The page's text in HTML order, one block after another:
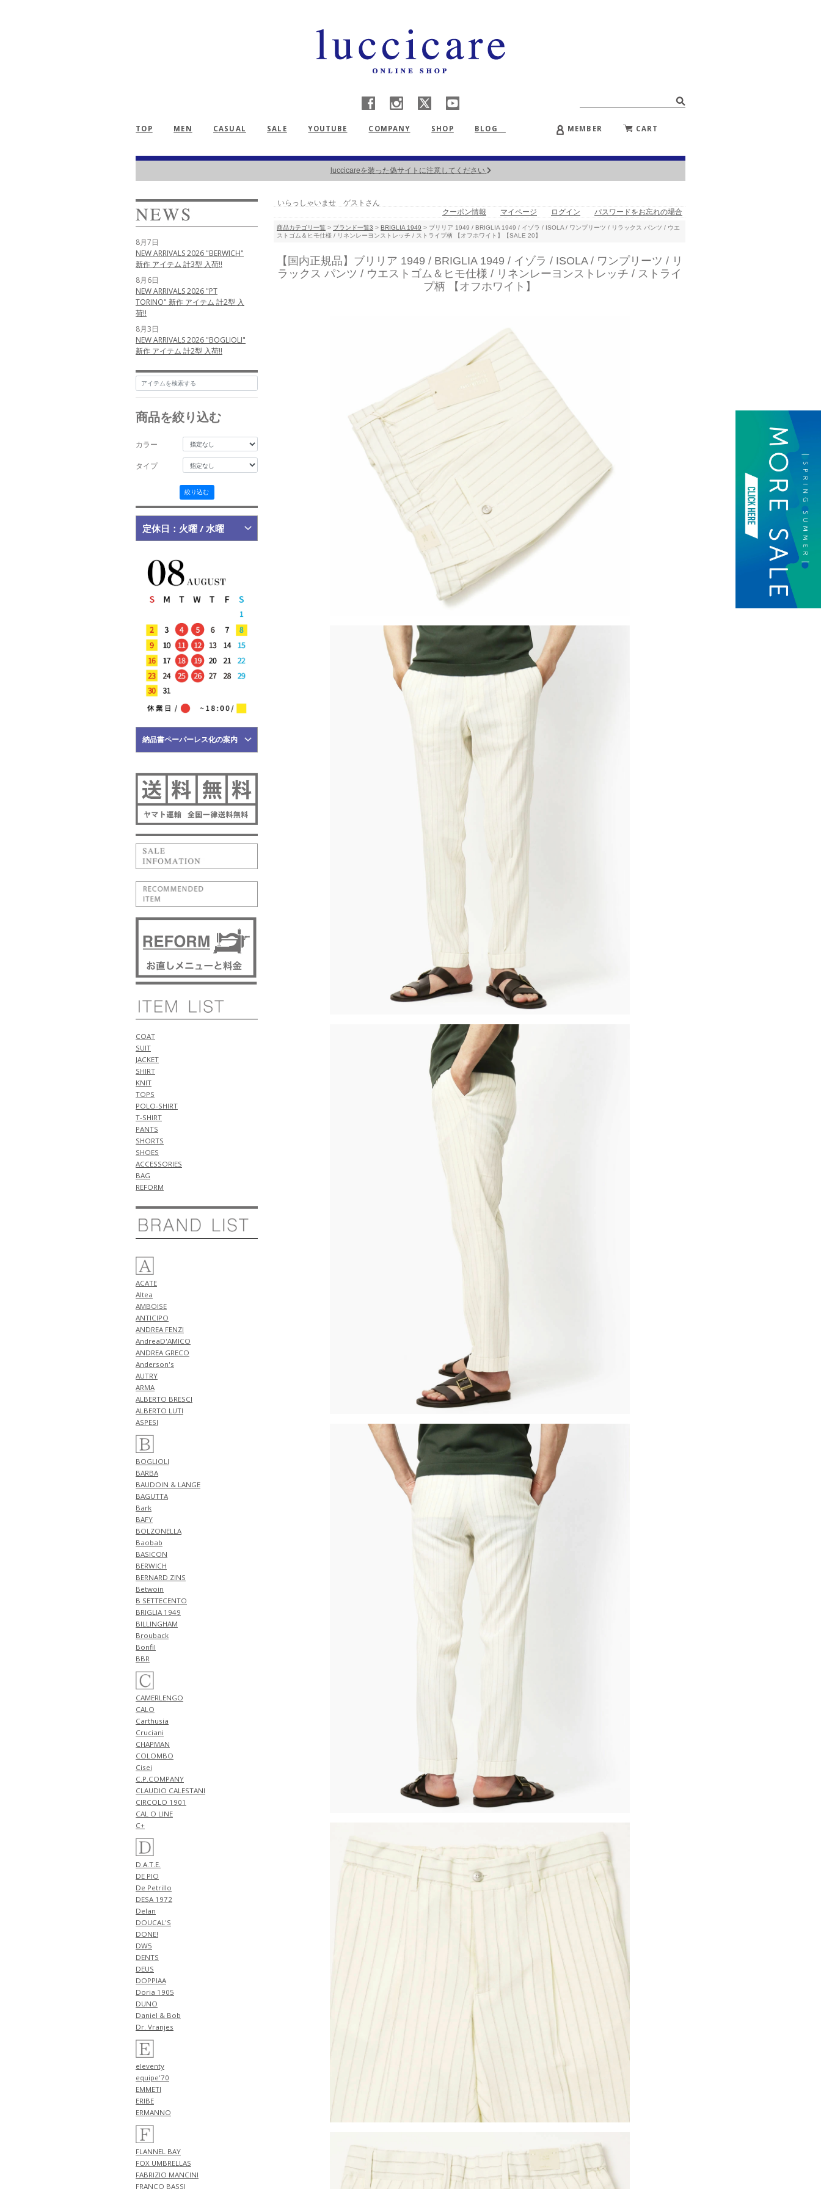
TOP MEN CASUAL SALE YOUTUBE COMPANY SHOP BLOG MEMBER CART
【重要】熊本地震による配送遅延について
8月7日
NEW ARRIVALS 2026 "BERWICH"
新作 アイテム 計3型 入荷!!
8月6日
NEW ARRIVALS 2026 "PT
TORINO" 新作 アイテム 計2型 入
荷!!
8月3日
NEW ARRIVALS 2026 "BOGLIOLI"
新作 アイテム 計2型 入荷!!
NEW ARRIVALS 2026
"TAGLIATORE" 新作 アイテム 計
3型 入荷!!
6月12日
NEW ARRIVALS 2026 "nomiamo"
新作 アイテム 計1型 入荷!!
NEW ARRIVALS 2026
"MESSYWEEKEND" 新作 アイテム
NEW ARRIVALS 2026
"MESSYWEEKEND" 新作 アイテム
計3型 入荷!!
NEW ARRIVALS 2026 "MAURO
de BARI" 新作 アイテム 計3型 入
5月22日
Mattei" 新作 アイテム 計2型 入
5月21日
NEW ARRIVALS 2026 "BRIGLIA
1949" 新作 アイテム 計3型 入荷!!
5月18日
NEW ARRIVALS 2026 "HERNO"
新作 アイテム 計2型 入荷!!
5月17日
NEW ARRIVALS 2026 "FILIPPO DE
LAURENTIIS" 新作 アイテム 計2
5月16日
NEW ARRIVALS 2026 "YANUK" 新
作 アイテム 計3型 入荷!!
5月15日
NEW ARRIVALS 2026 "BRIGLIA
1949" 新作 アイテム 計1型 入荷!!
NEW ARRIVALS 2026
"giabsarchivio" 新作 アイテム 計
1型 入荷!!
5月14日
NEW ARRIVALS 2026 "PT
TORINO" 新作 アイテム 計2型 入
荷!!
NEW ARRIVALS 2026 "BERWICH"
新作 アイテム 計1型 入荷!!
5月11日
NEW ARRIVALS 2026 "WILLIAM"
新作 アイテム 計1型 入荷!!
NEW ARRIVALS 2026 "luccicare
NEW ARRIVALS 2026 "ALBERTO
荷!!
5月10日
NEW ARRIVALS 2026 "Cruciani"
新作 アイテム 計1型 入荷!!
NEW ARRIVALS 2026 "ANTICIPO"
新作 アイテム 計2型 入荷!!
5月9日
NEW ARRIVALS 2026 "FIGARET"
新作 アイテム 計2型 入荷!!
5月6日
NEW ARRIVALS 2026 "ANTICIPO"
新作 アイテム 計3型 入荷!!
5月5日
5月4日
NEW ARRIVALS 2026 "giannetto"
5月3日
NEW ARRIVALS 2026
"GRANSASSO" 新作 アイテム 計3
型 入荷!!
5月2日
NEW ARRIVALS 2026 "Tintoria
Mattei" 新作 アイテム 計1型 入
荷!!
NEW ARRIVALS 2026 "ANTICIPO"
新作 アイテム 計2型 入荷!!
5月1日
NEW ARRIVALS 2026 "BERWICH"
新作 アイテム 計2型 入荷!!
NEW ARRIVALS 2026 "GUY
荷!!
4月30日
NEW ARRIVALS 2026 "FILIPPO DE
LAURENTIIS" 新作 アイテム 計3
型 入荷!!
4月27日
NEW ARRIVALS 2026 "finjack" 新
作 アイテム 計2型 入荷!!
NEW ARRIVALS 2026
"TAGLIATORE" 新作 アイテム 計
1型 入荷!!
NEW ARRIVALS 2026 "giannetto"
新作 アイテム 計1型 入荷!!
4月26日
NEW ARRIVALS 2026
"GRANSASSO" 新作 アイテム 計3
型 入荷!!
4月25日
NEW ARRIVALS 2026
"FERRANTE" 新作 アイテム 計2型
入荷!!
NEW ARRIVALS 2026
"giabsarchivio" 新作 アイテム 計
2型 入荷!!
4月24日
NEW ARRIVALS 2026 "FILIPPO DE
LAURENTIIS" 新作 アイテム 計3
型 入荷!!
4月23日
NEW ARRIVALS 2026 "BERWICH"
新作 アイテム 計2型 入荷!!
NEW ARRIVALS 2026 "BRIGLIA
1949" 新作 アイテム 計1型 入荷!!
4月20日
NEW ARRIVALS 2026 "JOHN
SMEDLEY" 新作 アイテム 計3型
入荷!!
4月19日
NEW ARRIVALS 2026 "Cisei" 新作
アイテム 計2型 入荷!!
NEW ARRIVALS 2026
"Billingham" 新作 アイテム 計3
型 入荷!!
NEW ARRIVALS 2026 "FILIPPO DE
LAURENTIIS" 新作 アイテム 計1
型 入荷!!
4月18日
NEW ARRIVALS 2026 "HERNO"
新作 アイテム 計1型 入荷!!
NEW ARRIVALS 2026 "PT
計1型 入荷!!
NEW ARRIVALS 2026 "BERWICH"
新作 アイテム 計1型 入荷!!
4月17日
NEW ARRIVALS 2026 "BERWICH"
新作 アイテム 計4型 入荷!!
4月16日
NEW ARRIVALS 2026 "RED
CARD" 新作 アイテム 計3型 入
荷!!
4月13日
NEW ARRIVALS 2026 "ZANONE"
商品を絞り込む
カラー
タイプ
絞り込む
定休日：火曜 / 水曜
納品書ペーパーレス化の案内
COAT
SUIT
JACKET
SHIRT
KNIT
TOPS
POLO-SHIRT
T-SHIRT
PANTS
SHORTS
SHOES
ACCESSORIES
BAG
REFORM
ACATE
Altea
AMBOISE
ANTICIPO
ANDREA FENZI
AndreaD'AMICO
ANDREA GRECO
Anderson's
AUTRY
ARMA
ALBERTO BRESCI
ALBERTO LUTI
ASPESI
BOGLIOLI
BARBA
BAUDOIN & LANGE
BAGUTTA
Bark
BAFY
BOLZONELLA
Baobab
BASICON
BERWICH
BERNARD ZINS
Betwoin
B SETTECENTO
BRIGLIA 1949
BILLINGHAM
Brouback
Bonfil
BBR
CAMERLENGO
CALO
Carthusia
Cruciani
CHAPMAN
COLOMBO
Cisei
C.P.COMPANY
CLAUDIO CALESTANI
CIRCOLO 1901
CAL O LINE
C+
D.A.T.E.
DE PIO
De Petrillo
DESA 1972
Delan
DOUCAL'S
DONE!
DW5
DENTS
DEUS
DOPPIAA
Doria 1905
DUNO
Daniel & Bob
Dr. Vranjes
eleventy
equipe'70
EMMETI
ERIBE
ERMANNO
FLANNEL BAY
FOX UMBRELLAS
FABRIZIO MANCINI
FRANCO BASSI
いらっしゃいませ ゲストさん
クーポン情報
マイページ ログイン パスワードをお忘れの場合
商品カテゴリ一覧 > ブランド一覧3 > BRIGLIA 1949 > ブリリア 1949 / BRIGLIA 1949 / イゾラ / ISOLA / ワンプリーツ / リラックス パンツ / ウエ
ストゴム＆ヒモ仕様 / リネンレーヨンストレッチ / ストライプ柄 【オフホワイト】【SALE 20】
【国内正規品】ブリリア 1949 / BRIGLIA 1949 / イゾラ / ISOLA / ワンプリーツ / リ
ラックス パンツ / ウエストゴム＆ヒモ仕様 / リネンレーヨンストレッチ / ストライ
プ柄 【オフホワイト】